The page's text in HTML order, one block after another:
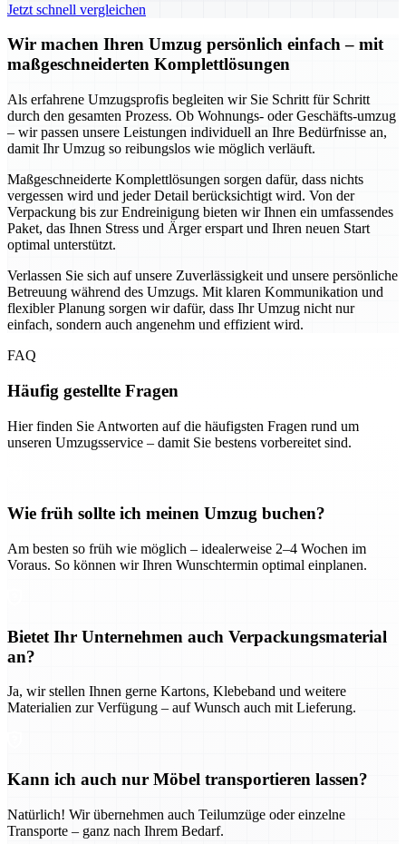
Jetzt schnell vergleichen
Wir machen Ihren Umzug persönlich einfach – mit
maßgeschneiderten Komplettlösungen
Als erfahrene Umzugsprofis begleiten wir Sie Schritt für Schritt
durch den gesamten Prozess. Ob Wohnungs- oder Geschäfts-umzug
– wir passen unsere Leistungen individuell an Ihre Bedürfnisse an,
damit Ihr Umzug so reibungslos wie möglich verläuft.
Maßgeschneiderte Komplettlösungen sorgen dafür, dass nichts
vergessen wird und jeder Detail berücksichtigt wird. Von der
Verpackung bis zur Endreinigung bieten wir Ihnen ein umfassendes
Paket, das Ihnen Stress und Ärger erspart und Ihren neuen Start
optimal unterstützt.
Verlassen Sie sich auf unsere Zuverlässigkeit und unsere persönliche
Betreuung während des Umzugs. Mit klaren Kommunikation und
flexibler Planung sorgen wir dafür, dass Ihr Umzug nicht nur
einfach, sondern auch angenehm und effizient wird.
FAQ
Häufig gestellte Fragen
Hier finden Sie Antworten auf die häufigsten Fragen rund um
unseren Umzugsservice – damit Sie bestens vorbereitet sind.
Wie früh sollte ich meinen Umzug buchen?
Am besten so früh wie möglich – idealerweise 2–4 Wochen im
Voraus. So können wir Ihren Wunschtermin optimal einplanen.
Bietet Ihr Unternehmen auch Verpackungsmaterial
an?
Ja, wir stellen Ihnen gerne Kartons, Klebeband und weitere
Materialien zur Verfügung – auf Wunsch auch mit Lieferung.
Kann ich auch nur Möbel transportieren lassen?
Natürlich! Wir übernehmen auch Teilumzüge oder einzelne
Transporte – ganz nach Ihrem Bedarf.